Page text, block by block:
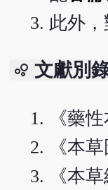
此外
bubble_chart 文獻別
《藥
《本
《本